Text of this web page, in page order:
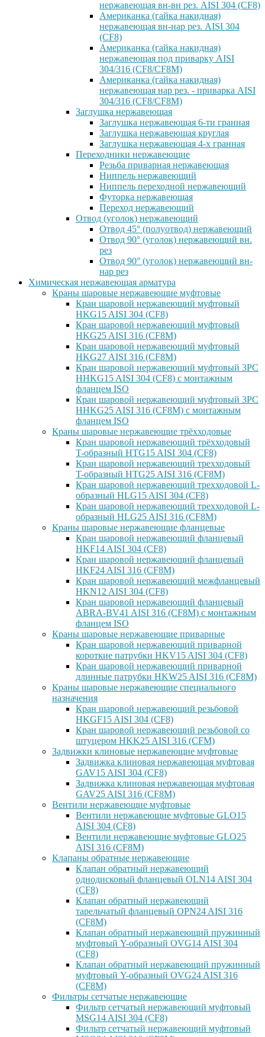
нержавеющая вн-вн рез. AISI 304 (CF8)
Американка (гайка накидная)
нержавеющая вн-нар рез. AISI 304
(CF8)
Американка (гайка накидная)
нержавеющая под приварку AISI
304/316 (CF8/CF8M)
Американка (гайка накидная)
нержавеющая нар рез. - приварка AISI
304/316 (CF8/CF8M)
Заглушка нержавеющая
Заглушка нержавеющая 6-ти гранная
Заглушка нержавеющая круглая
Заглушка нержавеющая 4-х гранная
Переходники нержавеющие
Резьба приварная нержавеющая
Ниппель нержавеющий
Ниппель переходной нержавеющий
Футорка нержавеющая
Переход нержавеющий
Отвод (уголок) нержавеющий
Отвод 45° (полуотвод) нержавеющий
Отвод 90° (уголок) нержавеющий вн.
рез
Отвод 90° (уголок) нержавеющий вн-
нар рез
Химическая нержавеющая арматура
Краны шаровые нержавеющие муфтовые
Кран шаровой нержавеющий муфтовый
HKG15 AISI 304 (CF8)
Кран шаровой нержавеющий муфтовый
HKG25 AISI 316 (CF8M)
Кран шаровой нержавеющий муфтовый
HKG27 AISI 316 (CF8M)
Кран шаровой нержавеющий муфтовый 3PC
HHKG15 AISI 304 (CF8) с монтажным
фланцем ISO
Кран шаровой нержавеющий муфтовый 3PC
HHKG25 AISI 316 (CF8M) с монтажным
фланцем ISO
Краны шаровые нержавеющие трёхходовые
Кран шаровой нержавеющий трёхходовый
T-образный HTG15 AISI 304 (CF8)
Кран шаровой нержавеющий трехходовый
T-образный HTG25 AISI 316 (CF8M)
Кран шаровой нержавеющий трехходовой L-
образный HLG15 AISI 304 (CF8)
Кран шаровой нержавеющий трехходовой L-
образный HLG25 AISI 316 (CF8M)
Краны шаровые нержавеющие фланцевые
Кран шаровой нержавеющий фланцевый
HKF14 AISI 304 (CF8)
Кран шаровой нержавеющий фланцевый
HKF24 AISI 316 (CF8M)
Кран шаровой нержавеющий межфланцевый
HKN12 AISI 304 (CF8)
Кран шаровой нержавеющий фланцевый
ABRA-BV41 AISI 316 (CF8M) с монтажным
фланцем ISO
Краны шаровые нержавеющие приварные
Кран шаровой нержавеющий приварной
короткие патрубки HKV15 AISI 304 (CF8)
Кран шаровой нержавеющий приварной
длинные патрубки HKW25 AISI 316 (CF8M)
Краны шаровые нержавеющие специального
назначения
Кран шаровой нержавеющий резьбовой
HKGF15 AISI 304 (CF8)
Кран шаровой нержавеющий резьбовой со
штуцером HKK25 AISI 316 (CFM)
Задвижки клиновые нержавеющие муфтовые
Задвижка клиновая нержавеющая муфтовая
GAV15 AISI 304 (CF8)
Задвижка клиновая нержавеющая муфтовая
GAV25 AISI 316 (CF8M)
Вентили нержавеющие муфтовые
Вентили нержавеющие муфтовые GLO15
AISI 304 (CF8)
Вентили нержавеющие муфтовые GLO25
AISI 316 (CF8M)
Клапаны обратные нержавеющие
Клапан обратный нержавеющий
однодисковый фланцевый OLN14 AISI 304
(CF8)
Клапан обратный нержавеющий
тарельчатый фланцевый OPN24 AISI 316
(CF8M)
Клапан обратный нержавеющий пружинный
муфтовый Y-образный OVG14 AISI 304
(CF8)
Клапан обратный нержавеющий пружинный
муфтовый Y-образный OVG24 AISI 316
(CF8М)
Фильтры сетчатые нержавеющие
Фильтр сетчатый нержавеющий муфтовый
MSG14 AISI 304 (CF8)
Фильтр сетчатый нержавеющий муфтовый